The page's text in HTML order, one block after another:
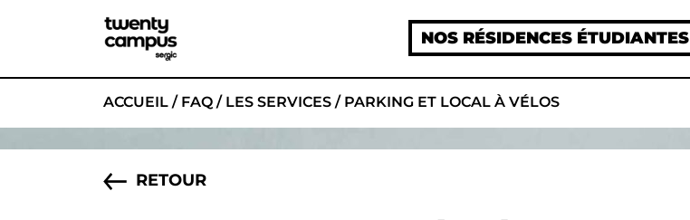
NOS RÉSIDENCES ÉTUDIANTES
ACCUEIL / FAQ / LES SERVICES / PARKING ET LOCAL À VÉLOS
RETOUR